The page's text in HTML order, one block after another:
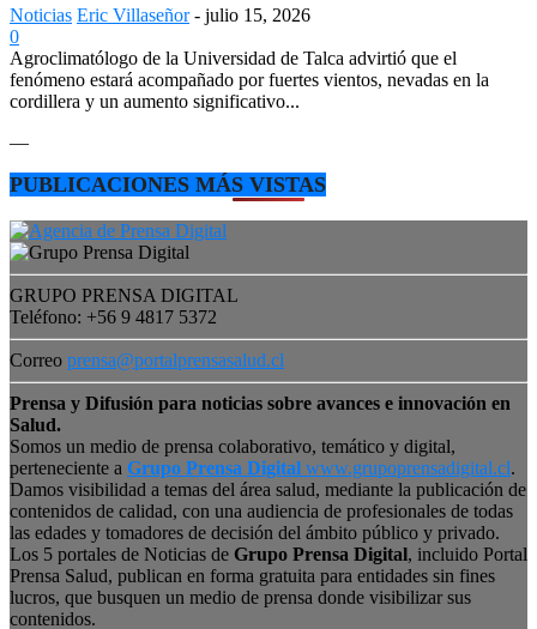
Noticias Eric Villaseñor - julio 15, 2026
0
Agroclimatólogo de la Universidad de Talca advirtió que el
fenómeno estará acompañado por fuertes vientos, nevadas en la
cordillera y un aumento significativo...
—
PUBLICACIONES MÁS VISTAS
GRUPO PRENSA DIGITAL
Teléfono: +56 9 4817 5372
Correo prensa@portalprensasalud.cl
Prensa y Difusión para noticias sobre avances e innovación en
Salud.
Somos un medio de prensa colaborativo, temático y digital,
perteneciente a Grupo Prensa Digital www.grupoprensadigital.cl.
Damos visibilidad a temas del área salud, mediante la publicación de
contenidos de calidad, con una audiencia de profesionales de todas
las edades y tomadores de decisión del ámbito público y privado.
Los 5 portales de Noticias de Grupo Prensa Digital, incluido Portal
Prensa Salud, publican en forma gratuita para entidades sin fines
lucros, que busquen un medio de prensa donde visibilizar sus
contenidos.